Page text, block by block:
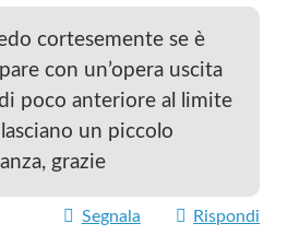
cortesemente se è
con un’opera uscita
poco anteriore al limite
un piccolo
grazie
Segnala Rispondi